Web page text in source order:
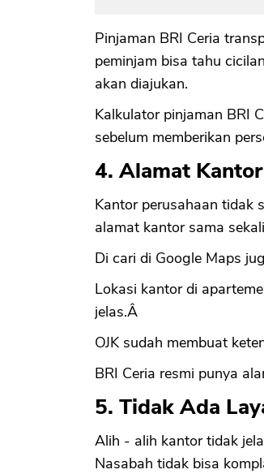
Pinjaman BRI Ceria
peminjam bisa tahu
akan diajukan.
Kalkulator pinjaman BRI
sebelum memberikan
4. Alamat
Kantor perusahaan tidak
alamat kantor sama
Di cari di Google Maps
Lokasi kantor di
jelas.Â
OJK sudah membuat
BRI Ceria resmi punya
5. Tidak Ada
Alih - alih kantor tidak
Nasabah tidak bisa